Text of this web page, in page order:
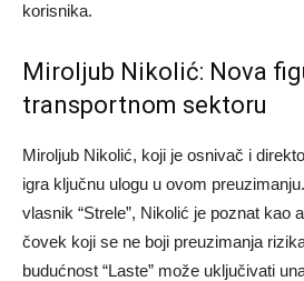
korisnika.
Miroljub Nikolić: Nova
transportnom sektoru
Miroljub Nikolić, koji je osnivač i
igra ključnu ulogu u ovom
vlasnik “Strele”, Nikolić je poznat kao
čovek koji se ne boji preuzimanja
budućnost “Laste” može uključivati